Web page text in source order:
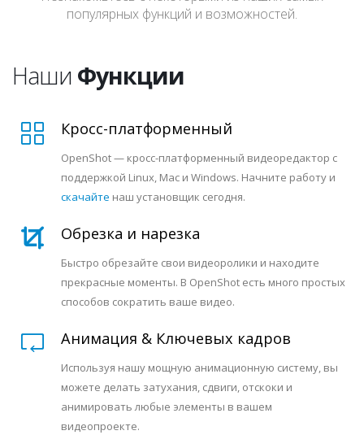
невероятно
популярных функций и возможностей.
Наши Функции
Кросс-платформенный
OpenShot — кросс-платформенный видеоредактор с
поддержкой Linux, Mac и Windows. Начните работу и
скачайте наш установщик сегодня.
Обрезка и нарезка
Быстро обрезайте свои видеоролики и находите
прекрасные моменты. В OpenShot есть много простых
способов сократить ваше видео.
Анимация & Ключевых кадров
Используя нашу мощную анимационную систему, вы
можете делать затухания, сдвиги, отскоки и
анимировать любые элементы в вашем
видеопроекте.